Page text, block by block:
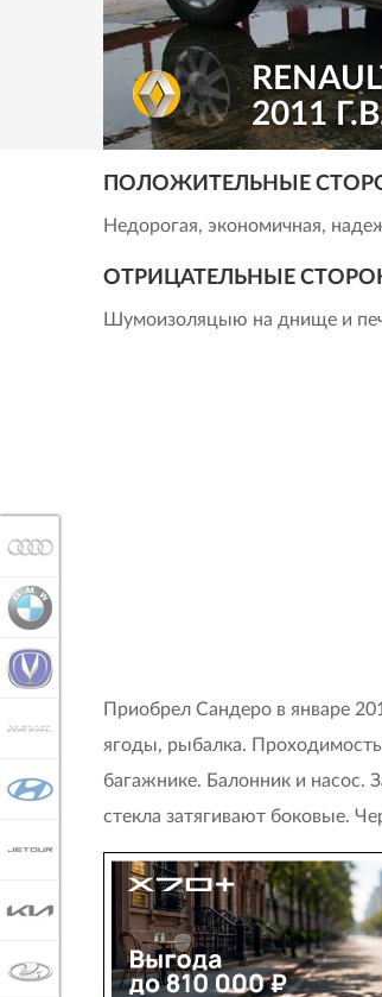
2011
ПОЛОЖИТЕЛЬНЫЕ
Недорогая, экономичная,
ОТРИЦАТЕЛЬНЫЕ
Шумоизоляцыю на днище и
Приобрел Сандеро в январе
ягоды, рыбалка.
багажнике. Балонник и насос.
стекла затягивают боковые.
HYUNDAI
JETOUR